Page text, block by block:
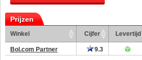
Prijzen
Winkel Cijfer Levertijd
Bol.com Partner 9.3